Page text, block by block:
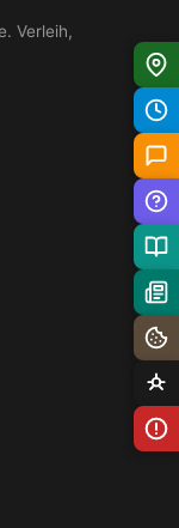
Verleih,